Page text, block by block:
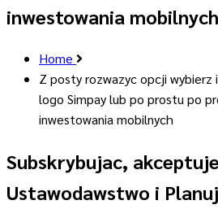
inwestowania mobilnych
Home
Z posty rozwazyc opcji
logo Simpay lub po prostu po
inwestowania mobilnych
Subskrybujac,
Ustawodawstwo i